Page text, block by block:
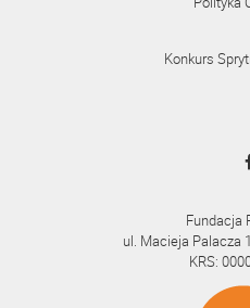
Konkurs
Fundacja
ul. Macieja Palacza
KRS: